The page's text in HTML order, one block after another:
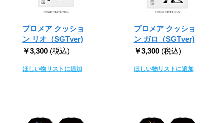
プロメア クッショ
ン リオ（SGTver)
￥3,300 (税込)
ほしい物リストに追加
プロメア クッショ
ン ガロ（SGTver)
￥3,300 (税込)
ほしい物リストに追加